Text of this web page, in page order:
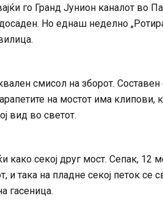
го Гранд Јунион каналот во
Но еднаш неделно
смисол на зборот.
на мостот има клипови,
вид во светот.
како секој друг мост. Сепак, 12
така на пладне секој петок се
гасеница.